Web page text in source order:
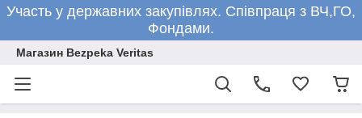
Участь у державних закупівлях. Співпраця з ВЧ,ГО,
Фондами.
Магазин Bezpeka Veritas